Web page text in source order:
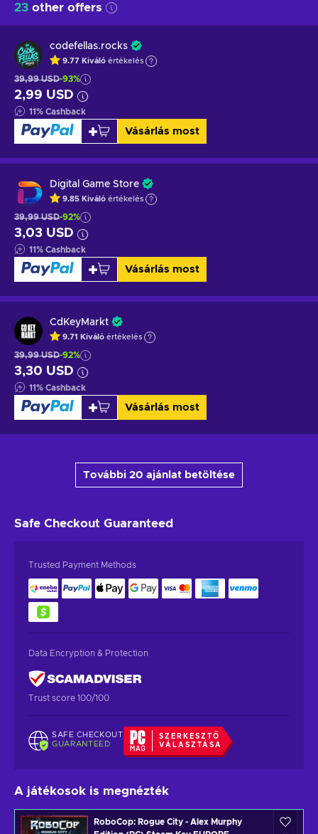
23 other offers
codefellas.rocks
9.77 Kiváló értékelés
39,99 USD-93%
2,99 USD
11% Cashback
Vásárlás most
Digital Game Store
9.85 Kiváló értékelés
39,99 USD-92%
3,03 USD
11% Cashback
Vásárlás most
CdKeyMarkt
9.71 Kiváló értékelés
39,99 USD-92%
3,30 USD
11% Cashback
Vásárlás most
További 20 ajánlat betöltése
Safe Checkout Guaranteed
Trusted Payment Methods
Data Encryption & Protection
Trust score 100/100
SAFE CHECKOUT
GUARANTEED
SZERKESZTŐ
VÁLASZTÁSA
A játékosok is megnézték
RoboCop: Rogue City - Alex Murphy